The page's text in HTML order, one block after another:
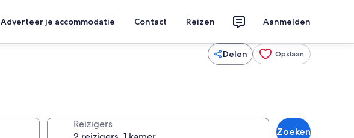
Adverteer je accommodatie Contact Reizen Aanmelden
Delen Opslaan
Reizigers
Zoeken